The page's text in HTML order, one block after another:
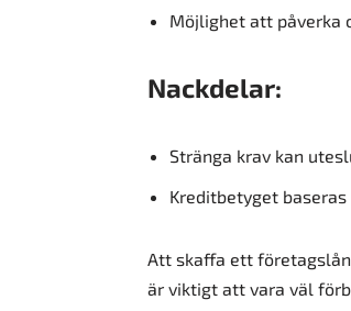
Möjlighet att påverka
Nackdelar:
Stränga krav kan
Kreditbetyget
Att skaffa ett
är viktigt att vara väl